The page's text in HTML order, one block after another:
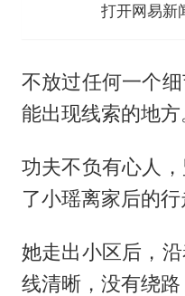
打开网易新
不放过任何一个
能出现线索的地方
功夫不负有心人
了小瑶离家后的行
她走出小区后，
线清晰，没有绕路